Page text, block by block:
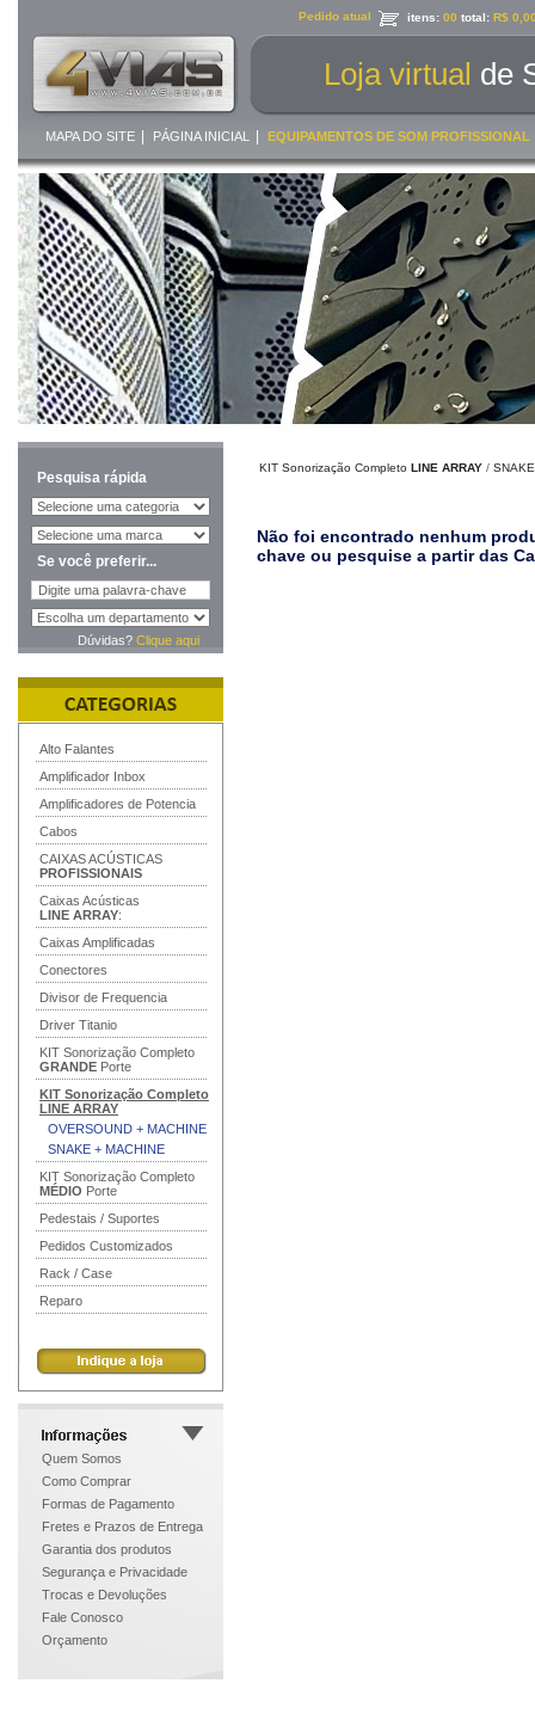
Pedido atual itens: 00 total: R$
Loja virtual de
MAPA DO SITE PÁGINA INICIAL EQUIPAMENTOS DE SOM PROFISSIONAL
Pesquisa rápida
Se você preferir...
Dúvidas? Clique aqui
Alto Falantes
Amplificador Inbox
Amplificadores de Potencia
Cabos
CAIXAS ACÚSTICAS
PROFISSIONAIS
Caixas Acústicas
LINE ARRAY:
Caixas Amplificadas
Conectores
Divisor de Frequencia
Driver Titanio
KIT Sonorização Completo
GRANDE Porte
KIT Sonorização Completo
LINE ARRAY
OVERSOUND + MACHINE
SNAKE + MACHINE
KIT Sonorização Completo
MÉDIO Porte
Pedestais / Suportes
Pedidos Customizados
Rack / Case
Reparo
Quem Somos
Como Comprar
Formas de Pagamento
Fretes e Prazos de Entrega
Garantia dos produtos
Segurança e Privacidade
Trocas e Devoluções
Fale Conosco
Orçamento
KIT Sonorização Completo LINE ARRAY /
Não foi encontrado nenhum
chave ou pesquise a partir das